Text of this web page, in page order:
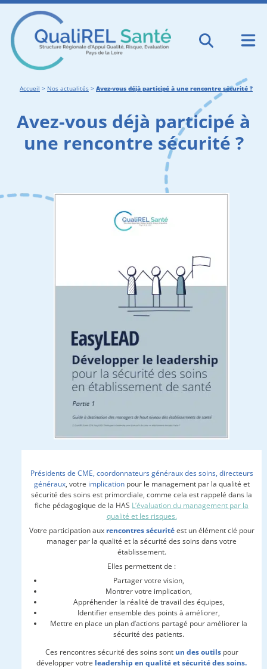
Accueil > Nos actualités > Avez-vous déjà participé à une rencontre sécurité ?
Avez-vous déjà participé à
une rencontre sécurité ?
Présidents de CME, coordonnateurs généraux des soins, directeurs
généraux, votre implicationpour le management par la qualité et
sécurité des soins est primordiale, comme cela est rappelé dans la
fiche pédagogique de la HAS L’évaluation du management par la
qualité et les risques.
Votre participation aux rencontres sécurité est un élément clé pour
manager par la qualité et la sécurité des soins dans votre
établissement.
Elles permettent de :
Partager votre vision,
Montrer votre implication,
Appréhender la réalité de travail des équipes,
Identifier ensemble des points à améliorer,
Mettre en place un plan d’actions partagé pour améliorer la
sécurité des patients.
Ces rencontres sécurité des soins sont un des outilspour
développer votre leadership en qualité et sécurité des soins.